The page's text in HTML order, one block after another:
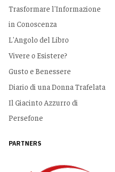
Trasformare l'Informazione
in Conoscenza
L'Angolo del Libro
Vivere o Esistere?
Gusto e Benessere
Diario di una Donna Trafelata
Il Giacinto Azzurro di
Persefone
PARTNERS